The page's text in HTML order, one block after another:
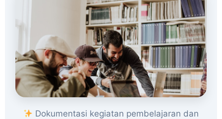
Dokumentasi kegiatan pembelajaran dan